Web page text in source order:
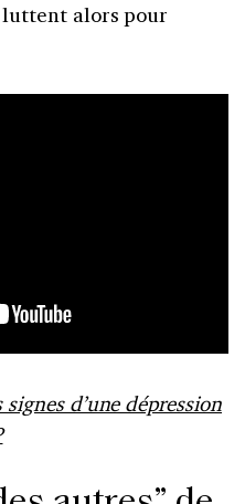
alors pour
d’une dépression